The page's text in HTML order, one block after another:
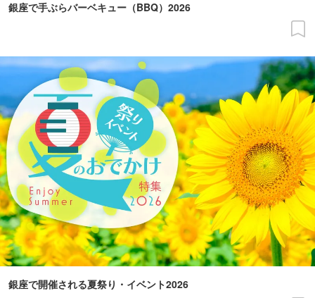
銀座で手ぶらバーベキュー（BBQ）2026
銀座で開催される夏祭り・イベント2026